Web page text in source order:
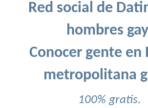
Red social de
hombres
Conocer gente en
metropolitana
100% gratis.